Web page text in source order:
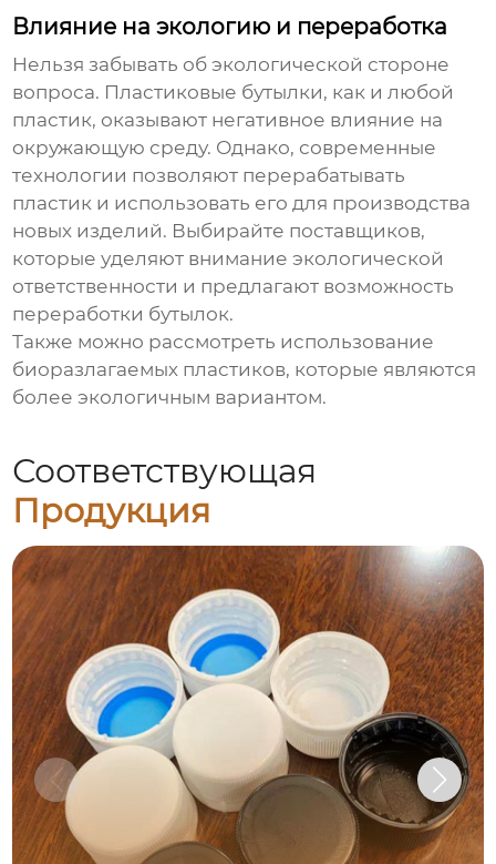
Влияние на экологию и переработка
Нельзя забывать об экологической стороне
вопроса. Пластиковые бутылки, как и любой
пластик, оказывают негативное влияние на
окружающую среду. Однако, современные
технологии позволяют перерабатывать
пластик и использовать его для производства
новых изделий. Выбирайте поставщиков,
которые уделяют внимание экологической
ответственности и предлагают возможность
переработки бутылок.
Также можно рассмотреть использование
биоразлагаемых пластиков, которые являются
более экологичным вариантом.
Соответствующая
Продукция